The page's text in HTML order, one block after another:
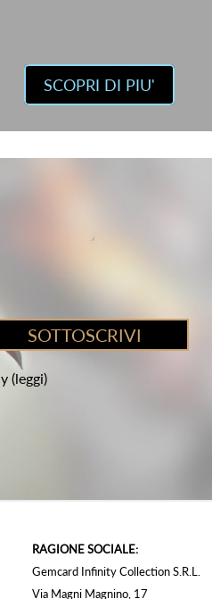
SCOPRI DI PIU'
(leggi)
RAGIONE SOCIALE:
Gemcard Infinity Collection S.R.L.
Via Magni Magnino, 17